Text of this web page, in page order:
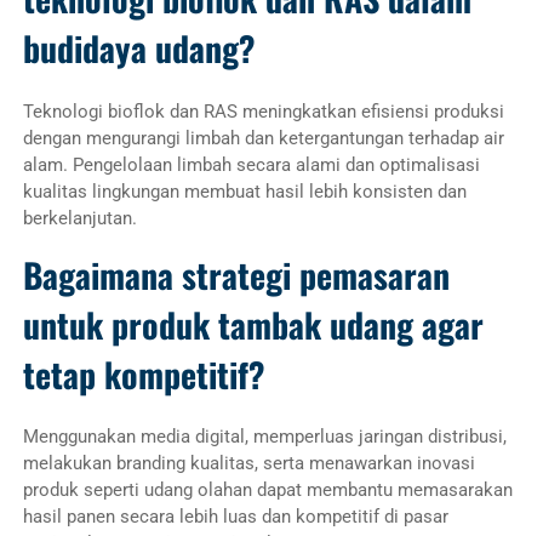
budidaya udang?
Teknologi bioflok dan RAS meningkatkan efisiensi produksi
dengan mengurangi limbah dan ketergantungan terhadap air
alam. Pengelolaan limbah secara alami dan optimalisasi
kualitas lingkungan membuat hasil lebih konsisten dan
berkelanjutan.
Bagaimana strategi pemasaran
untuk produk tambak udang agar
tetap kompetitif?
Menggunakan media digital, memperluas jaringan distribusi,
melakukan branding kualitas, serta menawarkan inovasi
produk seperti udang olahan dapat membantu memasarakan
hasil panen secara lebih luas dan kompetitif di pasar